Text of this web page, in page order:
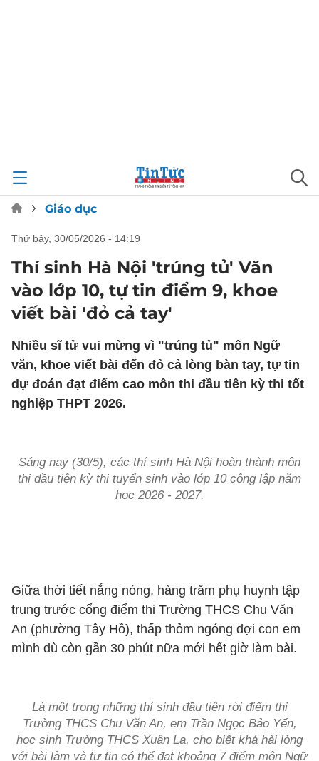
Giáo dục
thứ bảy, 30/05/2026 - 14:19
Thí sinh Hà Nội 'trúng tủ' Văn
vào lớp 10, tự tin điểm 9, khoe
viết bài 'đỏ cả tay'
Nhiều sĩ tử vui mừng vì "trúng tủ" môn Ngữ
văn, khoe viết bài đến đỏ cả lòng bàn tay, tự tin
dự đoán đạt điểm cao môn thi đầu tiên kỳ thi tốt
nghiệp THPT 2026.
Sáng nay (30/5), các thí sinh Hà Nội hoàn thành môn
thi đầu tiên kỳ thi tuyển sinh vào lớp 10 công lập năm
học 2026 - 2027.
Giữa thời tiết nắng nóng, hàng trăm phụ huynh tập
trung trước cổng điểm thi Trường THCS Chu Văn
An (phường Tây Hồ), thấp thỏm ngóng đợi con em
mình dù còn gần 30 phút nữa mới hết giờ làm bài.
Là một trong những thí sinh đầu tiên rời điểm thi
Trường THCS Chu Văn An, em Trần Ngọc Bảo Yến,
học sinh Trường THCS Xuân La, cho biết khá hài lòng
với bài làm và tự tin có thể đạt khoảng 7 điểm môn Ngữ